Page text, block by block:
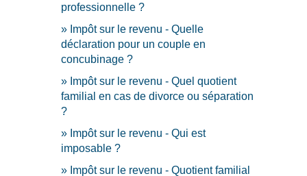
professionnelle ?
Impôt sur le revenu - Quelle
déclaration pour un couple en
concubinage ?
Impôt sur le revenu - Quel quotient
familial en cas de divorce ou séparation
?
Impôt sur le revenu - Qui est
imposable ?
Impôt sur le revenu - Quotient familial